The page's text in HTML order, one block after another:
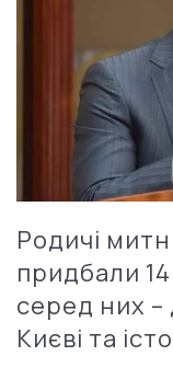
Родичі
придбали
серед них –
Києві та